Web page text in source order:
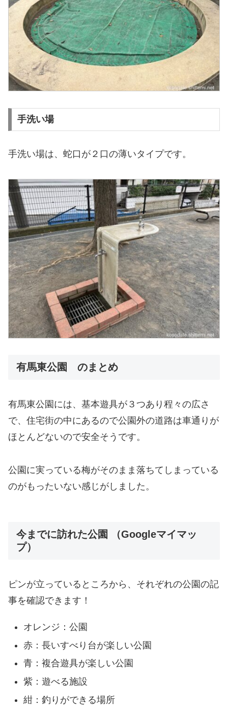
手洗い場
手洗い場は、蛇口が２口の薄いタイプです。
有馬東公園 のまとめ
有馬東公園には、基本遊具が３つあり程々の広さ
で、住宅街の中にあるので公園外の道路は車通りが
ほとんどないので安全そうです。
公園に実っている梅がそのまま落ちてしまっている
のがもったいない感じがしました。
今までに訪れた公園 （Googleマイマッ
プ）
ピンが立っているところから、それぞれの公園の記
事を確認できます！
オレンジ：公園
赤：長いすべり台が楽しい公園
青：複合遊具が楽しい公園
紫：遊べる施設
紺：釣りができる場所